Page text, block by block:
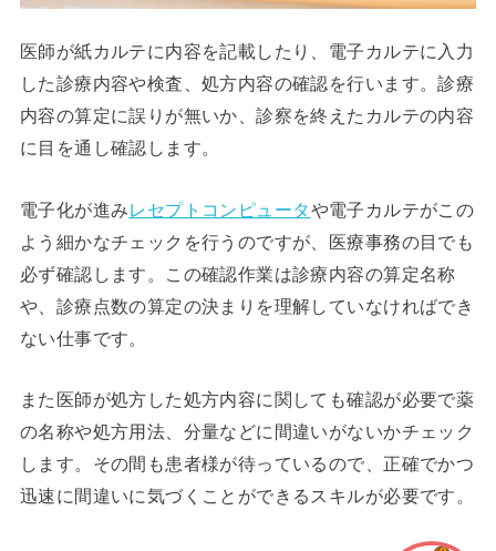
医師が紙カルテに内容を記載したり、電子カルテに入力
した診療内容や検査、処方内容の確認を行います。診療
内容の算定に誤りが無いか、診察を終えたカルテの内容
に目を通し確認します。
電子化が進みレセプトコンピュータや電子カルテがこの
よう細かなチェックを行うのですが、医療事務の目でも
必ず確認します。この確認作業は診療内容の算定名称
や、診療点数の算定の決まりを理解していなければでき
ない仕事です。
また医師が処方した処方内容に関しても確認が必要で薬
の名称や処方用法、分量などに間違いがないかチェック
します。その間も患者様が待っているので、正確でかつ
迅速に間違いに気づくことができるスキルが必要です。